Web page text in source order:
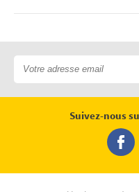
Suivez-nous